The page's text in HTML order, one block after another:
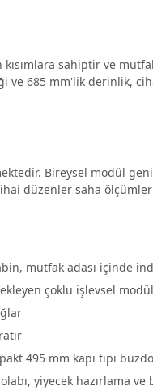
sahiptir ve
685 mm'lik derinlik,
Bireysel modül
düzenler saha
mutfak adası içinde
çoklu işlevsel
495 mm kapı tipi
yiyecek hazırlama